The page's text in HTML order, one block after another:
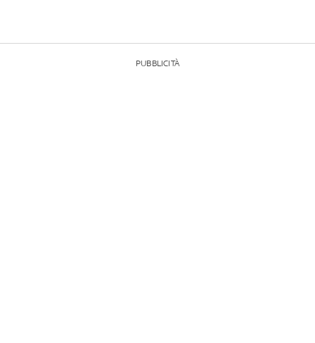
PUBBLICITÀ